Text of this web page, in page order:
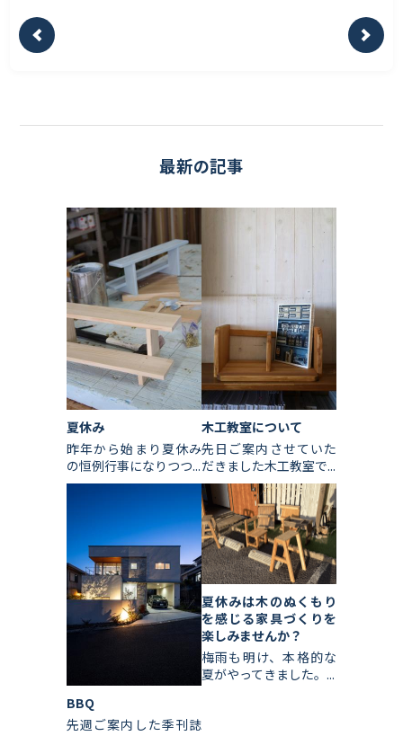
最新の記事
夏休み
昨年から始まり夏休み
の恒例行事になりつつ...
木工教室について
先日ご案内させていた
だきました木工教室で...
BBQ
先週ご案内した季刊誌
夏休みは木のぬくもり
を感じる家具づくりを
楽しみませんか？
梅雨も明け、本格的な
夏がやってきました。...